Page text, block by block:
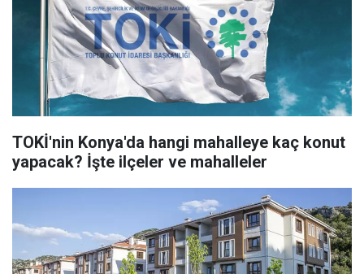
TOKİ'nin Konya'da hangi mahalleye kaç konut
yapacak? İşte ilçeler ve mahalleler